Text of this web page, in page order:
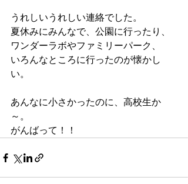
うれしいうれしい連絡でした。
夏休みにみんなで、公園に行ったり、
ワンダーラボやファミリーパーク、
いろんなところに行ったのが懐かし
い。
あんなに小さかったのに、高校生か
～。
がんばって！！